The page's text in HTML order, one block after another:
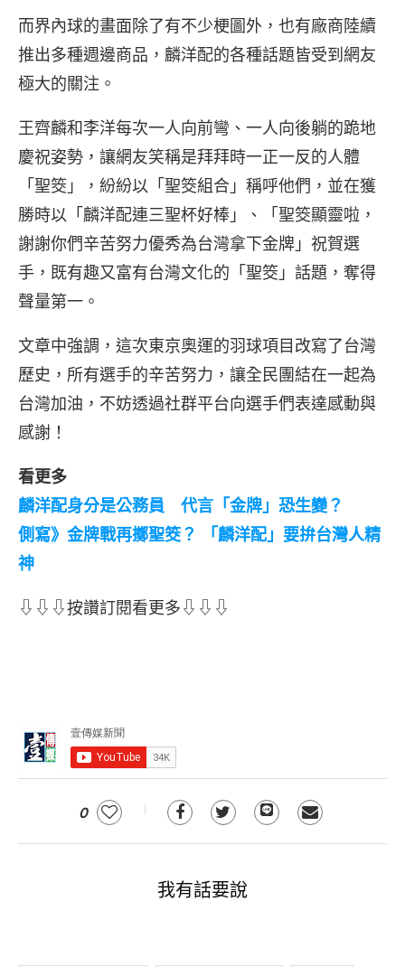
而界內球的畫面除了有不少梗圖外，也有廠商陸續
推出多種週邊商品，麟洋配的各種話題皆受到網友
極大的關注。
王齊麟和李洋每次一人向前彎、一人向後躺的跪地
慶祝姿勢，讓網友笑稱是拜拜時一正一反的人體
「聖筊」，紛紛以「聖筊組合」稱呼他們，並在獲
勝時以「麟洋配連三聖杯好棒」、「聖筊顯靈啦，
謝謝你們辛苦努力優秀為台灣拿下金牌」祝賀選
手，既有趣又富有台灣文化的「聖筊」話題，奪得
聲量第一。
文章中強調，這次東京奧運的羽球項目改寫了台灣
歷史，所有選手的辛苦努力，讓全民團結在一起為
台灣加油，不妨透過社群平台向選手們表達感動與
感謝！
看更多
麟洋配身分是公務員 代言「金牌」恐生變？
側寫》金牌戰再擲聖筊？ 「麟洋配」要拚台灣人精
神
⇩⇩⇩按讚訂閱看更多⇩⇩⇩
0
我有話要說